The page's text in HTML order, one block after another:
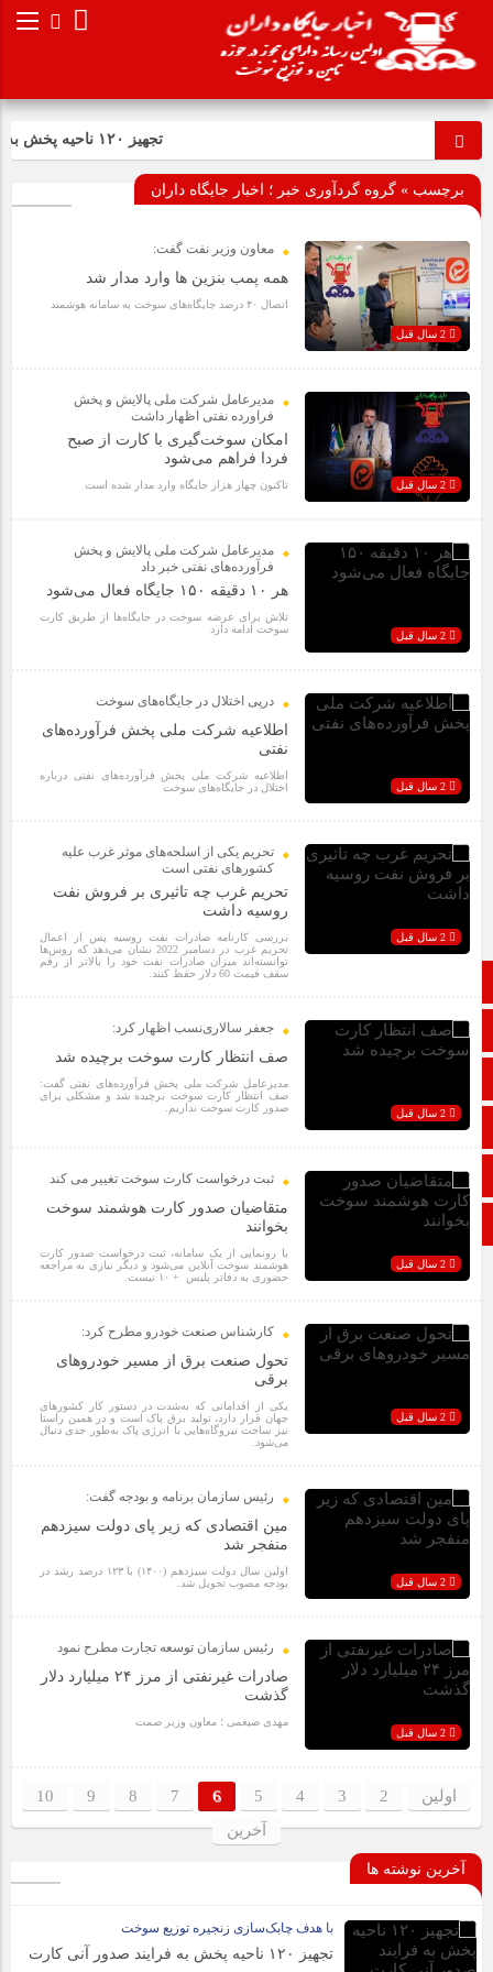
تالار گفتمان
ایتا
آپارات
ورود
تجهیز ۱۲۰ ناحیه پخش به فرایند صدور آنی کارت سوخت
برچسب » گروه گردآوری خبر ؛ اخبار جایگاه داران
معاون وزیر نفت گفت:
همه پمب بنزین ها وارد مدار شد
اتصال ۴۰ درصد جایگاه‌های سوخت به سامانه هوشمند
مدیرعامل شرکت ملی پالایش و پخش
فراورده نفتی اظهار داشت
امکان سوخت‌گیری با کارت از صبح
فردا فراهم می‌شود
تاکنون چهار هزار جایگاه وارد مدار شده است
مدیرعامل شرکت ملی پالایش و پخش
فرآورده‌های نفتی خبر داد
هر ۱۰ دقیقه ۱۵۰ جایگاه فعال می‌شود
تلاش برای عرضه سوخت در جایگاه‌ها از طریق کارت
سوخت ادامه دارد
درپی اختلال در جایگاه‌های سوخت
اطلاعیه شرکت ملی پخش فرآورده‌های
نفتی
اطلاعیه شرکت ملی پخش فرآورده‌های نفتی درباره
اختلال در جایگاه‌های سوخت
تحریم یکی از اسلحه‌های موثر غرب علیه
کشورهای نفتی است
تحریم غرب چه تاثیری بر فروش نفت
روسیه داشت
بررسی کارنامه صادرات نفت روسیه پس از اعمال
تحریم غرب در دسامبر 2022 نشان می‌دهد که روس‌ها
توانسته‌اند میزان صادرات نفت خود را بالاتر از رقم
سقف قیمت 60 دلار حفظ کنند.
جعفر سالاری‌نسب اظهار کرد:
صف انتظار کارت سوخت برچیده شد
مدیرعامل شرکت ملی پخش فرآورده‌های نفتی گفت:
صف انتظار کارت سوخت برچیده شد و مشکلی برای
صدور کارت سوخت نداریم.
ثبت درخواست کارت سوخت تغییر می کند
متقاضیان صدور کارت هوشمند سوخت
بخوانند
با رونمایی از یک سامانه، ثبت درخواست صدور کارت
هوشمند سوخت آنلاین می‌شود و دیگر نیازی به مراجعه
حضوری به دفاتر پلیس + ۱۰ نیست.
کارشناس صنعت خودرو مطرح کرد:
تحول صنعت برق از مسیر خودروهای
برقی
یکی از اقداماتی که به‌شدت در دستور کار کشورهای
جهان قرار دارد، تولید برق پاک است و در همین راستا
نیز ساخت نیروگاه‌هایی با انرژی پاک به‌طور جدی دنبال
می‌شود.
رئیس سازمان برنامه و بودجه گفت:
مین اقتصادی که زیر پای دولت سیزدهم
منفجر شد
اولین سال دولت سیزدهم (۱۴۰۰) با ۱۲۳ درصد رشد در
بودجه مصوب تحویل شد.
رئیس سازمان توسعه تجارت مطرح نمود
صادرات غیرنفتی از مرز ۲۴ میلیارد دلار
گذشت
مهدی ضیغمی ؛ معاون وزیر صمت
اولین 2
3
4
5
6
7
8
9
10
آخرین
آخرین نوشته ها
با هدف چابک‌سازی زنجیره توزیع سوخت
تجهیز ۱۲۰ ناحیه پخش به فرایند صدور آنی کارت